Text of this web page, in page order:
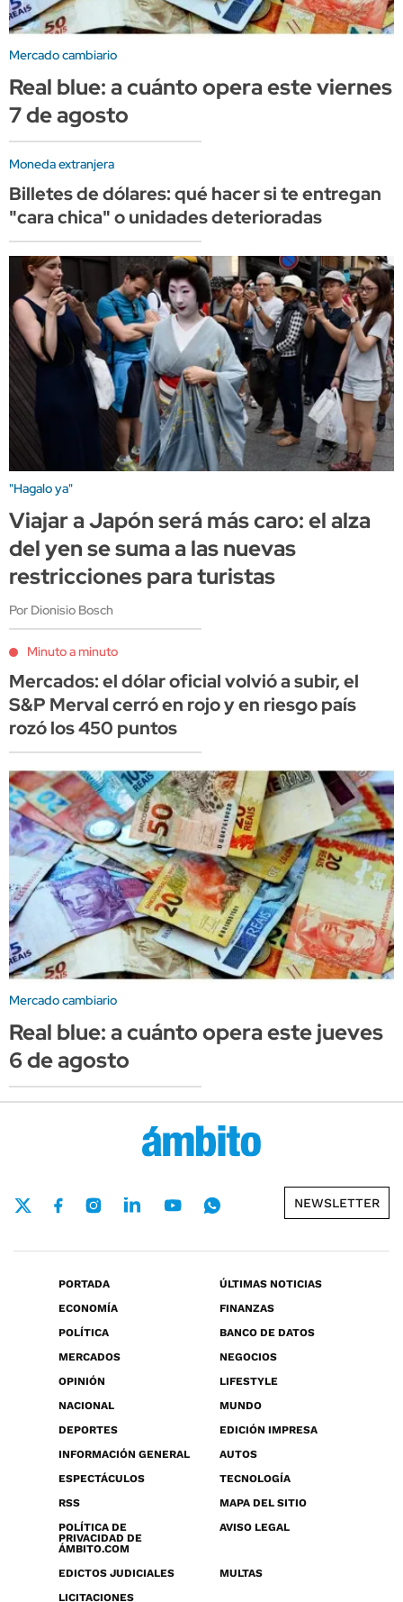
Mercado cambiario
Real blue: a cuánto opera este viernes
7 de agosto
Moneda extranjera
Billetes de dólares: qué hacer si te entregan
"cara chica" o unidades deterioradas
"Hagalo ya"
Viajar a Japón será más caro: el alza
del yen se suma a las nuevas
restricciones para turistas
Por Dionisio Bosch
Minuto a minuto
Mercados: el dólar oficial volvió a subir, el
S&P Merval cerró en rojo y en riesgo país
rozó los 450 puntos
Mercado cambiario
Real blue: a cuánto opera este jueves
6 de agosto
NEWSLETTER
PORTADA
ÚLTIMAS NOTICIAS
ECONOMÍA
FINANZAS
POLÍTICA
BANCO DE DATOS
MERCADOS
NEGOCIOS
OPINIÓN
LIFESTYLE
NACIONAL
MUNDO
DEPORTES
EDICIÓN IMPRESA
INFORMACIÓN GENERAL
AUTOS
ESPECTÁCULOS
TECNOLOGÍA
RSS
MAPA DEL SITIO
POLÍTICA DE
PRIVACIDAD DE
ÁMBITO.COM
AVISO LEGAL
EDICTOS JUDICIALES
MULTAS
LICITACIONES